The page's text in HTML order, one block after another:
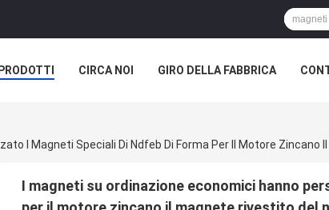
PRODOTTI CIRCA NOI GIRO DELLA FABBRICA
I Magneti Speciali Di Ndfeb Di Forma Per Il Motore Zincano
I magneti su ordinazione economici hanno